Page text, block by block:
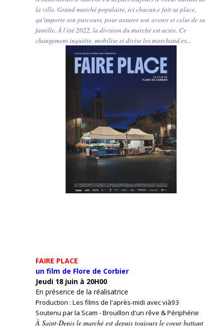
la ville. Grand marché populaire, ici chacun.e fait sa place,
qu'importe son parcours, pour assurer son avenir et celui de sa
famille. À l'été 2022, la division du marché est actée. Ce
changement inquiète, mobilise et divise les marchand.es...
FAIRE PLACE
un film de Flore de Corbier
Jeudi 18 juin à 20H00
En présence de la réalisatrice
Production : Les films de l'après-midi avec vià93
Soutenu par la Scam - Brouillon d'un rêve & Périphérie
À Saint-Denis le marché est depuis toujours le coeur battant